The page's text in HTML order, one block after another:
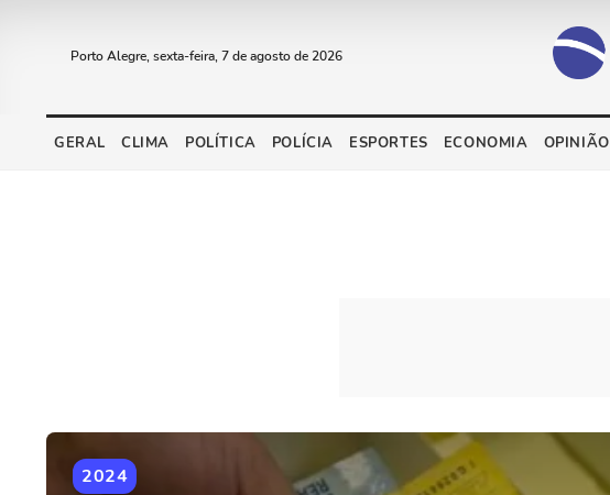
Porto Alegre, sexta-feira, 7 de agosto de 2026
GERAL CLIMA POLÍTICA POLÍCIA ESPORTES ECONOMIA OPINIÃO
2024